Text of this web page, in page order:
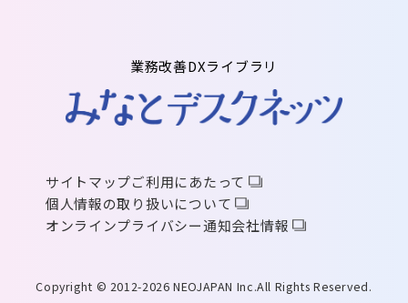
業務改善DXライブラリ
サイトマップご利用にあたって
個人情報の取り扱いについて
オンラインプライバシー通知会社情報
Copyright © 2012-2026 NEOJAPAN Inc.All Rights Reserved.